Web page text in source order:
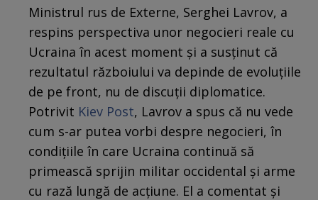
Ministrul rus de Externe, Serghei Lavrov, a
respins perspectiva unor negocieri reale cu
Ucraina în acest moment și a susținut că
rezultatul războiului va depinde de evoluțiile
de pe front, nu de discuții diplomatice.
Potrivit Kiev Post, Lavrov a spus că nu vede
cum s-ar putea vorbi despre negocieri, în
condițiile în care Ucraina continuă să
primească sprijin militar occidental și arme
cu rază lungă de acțiune. El a comentat și